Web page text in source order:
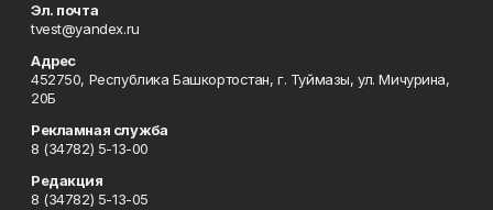
Эл. почта
tvest@yandex.ru
Адрес
452750, Республика Башкортостан, г. Туймазы, ул. Мичурина,
20Б
Рекламная служба
8 (34782) 5-13-00
Редакция
8 (34782) 5-13-05